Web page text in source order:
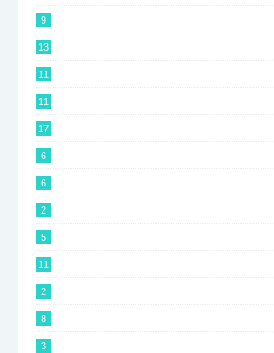
9
13
11
11
17
6
6
2
5
11
2
8
3